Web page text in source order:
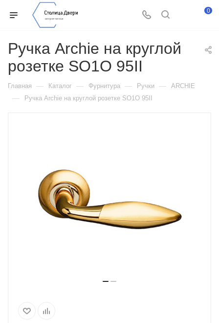
0
Ручка Archie на круглой
розетке SО1О 95II
Главная — Каталог — Фурнитура — Ручки — ARCHIE
— Ручка Archie на круглой розетке SО1О 95II